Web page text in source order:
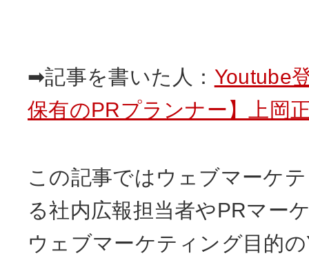
➡記事を書いた人： Youtube
保有のPRプランナー】上岡
この記事ではウェブマーケ
る社内広報担当者やPRマー
ウェブマーケティング目的